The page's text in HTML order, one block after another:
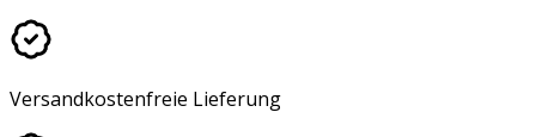
Versandkostenfreie Lieferung